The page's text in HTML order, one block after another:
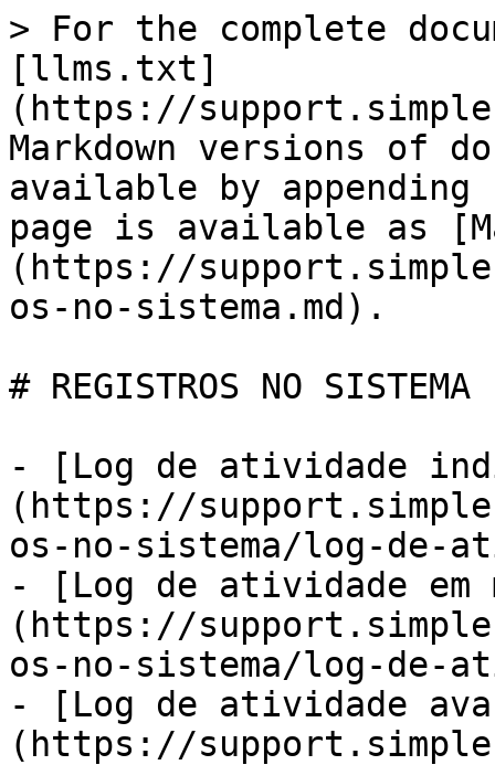
> For the complete
[llms.txt]
(https://
Markdown versions of
available by
page is available as
(https://
os-no-sistema.md).
# REGISTROS NO SISTEMA
- [Log de atividade
(https://
os-no-sistema/log-de-
- [Log de atividade em
(https://
os-no-sistema/log-de-
- [Log de atividade
(https://